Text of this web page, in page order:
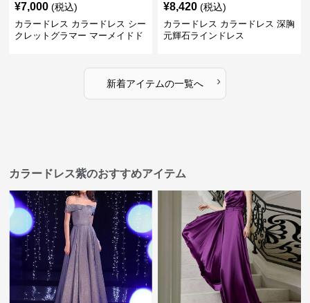
¥7,000 (税込)
カラードレス カラードレス シー
クレットグラマー マーメイドド
¥8,420 (税込)
カラードレス カラードレス 深胸
元輝石ラインドレス
新着アイテムの一覧へ ›
カラードレス紫のおすすめアイテム